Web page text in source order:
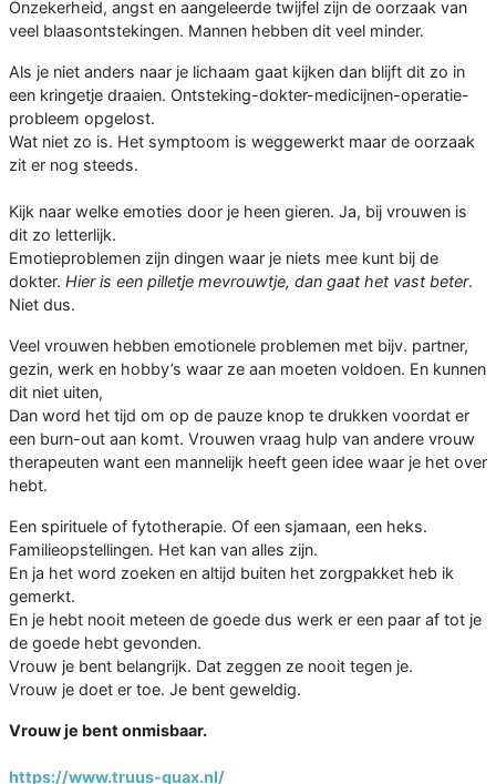
Onzekerheid, angst en aangeleerde twijfel zijn de oorzaak van
veel blaasontstekingen. Mannen hebben dit veel minder.
Als je niet anders naar je lichaam gaat kijken dan blijft dit zo in
een kringetje draaien. Ontsteking-dokter-medicijnen-operatie-
probleem opgelost.
Wat niet zo is. Het symptoom is weggewerkt maar de oorzaak
zit er nog steeds.
Kijk naar welke emoties door je heen gieren. Ja, bij vrouwen is
dit zo letterlijk.
Emotieproblemen zijn dingen waar je niets mee kunt bij de
dokter. Hier is een pilletje mevrouwtje, dan gaat het vast beter.
Niet dus.
Veel vrouwen hebben emotionele problemen met bijv. partner,
gezin, werk en hobby’s waar ze aan moeten voldoen. En kunnen
dit niet uiten,
Dan word het tijd om op de pauze knop te drukken voordat er
een burn-out aan komt. Vrouwen vraag hulp van andere vrouw
therapeuten want een mannelijk heeft geen idee waar je het over
hebt.
Een spirituele of fytotherapie. Of een sjamaan, een heks.
Familieopstellingen. Het kan van alles zijn.
En ja het word zoeken en altijd buiten het zorgpakket heb ik
gemerkt.
En je hebt nooit meteen de goede dus werk er een paar af tot je
de goede hebt gevonden.
Vrouw je bent belangrijk. Dat zeggen ze nooit tegen je.
Vrouw je doet er toe. Je bent geweldig.
Vrouw je bent onmisbaar.
https://www.truus-quax.nl/